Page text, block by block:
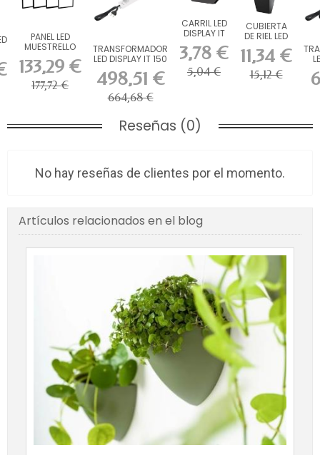
PANEL LED
MUESTRELLO
133,29 €
177,72 €
TRANSFORMADOR
LED DISPLAY IT 150
VA...
498,51 €
664,68 €
CARRIL LED
DISPLAY IT
EXTREMO
NEGRO 2
UDS.
3,78 €
5,04 €
CUBIERTA
DE RIEL LED
DISPLAY IT
11,34 €
15,12 €
Reseñas (0)
No hay reseñas de clientes por el momento.
Artículos relacionados en el blog